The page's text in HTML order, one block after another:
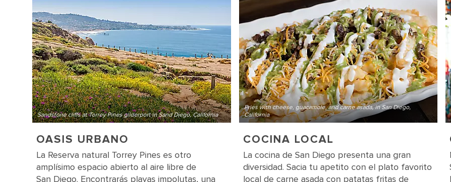
Sandstone cliffs at Torrey Pines gliderport in Sand Diego, California
OASIS URBANO
La Reserva natural Torrey Pines es otro
amplísimo espacio abierto al aire libre de
San Diego. Encontrarás playas impolutas, una
Fries with cheese, guacamole, and carne asada, in San Diego,
California
COCINA LOCAL
La cocina de San Diego presenta una gran
diversidad. Sacia tu apetito con el plato favorito
local de carne asada con patatas fritas de